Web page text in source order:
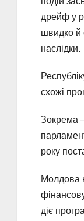
дрейф у
швидко й
наслідки.
схожі
Зокрема
року
Молдова
діє